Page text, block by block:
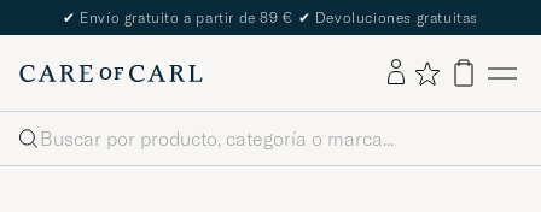
✔ Envío gratuito a partir de 89 € ✔ Devoluciones gratuitas
Buscar